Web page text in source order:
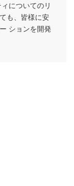
についてのリ
も、皆様に安
ションを開発